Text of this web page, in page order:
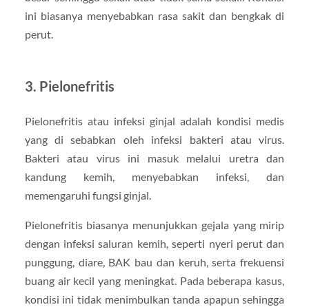
ini biasanya menyebabkan rasa sakit dan bengkak di
perut.
3. Pielonefritis
Pielonefritis atau infeksi ginjal adalah kondisi medis
yang di sebabkan oleh infeksi bakteri atau virus.
Bakteri atau virus ini masuk melalui uretra dan
kandung kemih, menyebabkan infeksi, dan
memengaruhi fungsi ginjal.
Pielonefritis biasanya menunjukkan gejala yang mirip
dengan infeksi saluran kemih, seperti nyeri perut dan
punggung, diare, BAK bau dan keruh, serta frekuensi
buang air kecil yang meningkat. Pada beberapa kasus,
kondisi ini tidak menimbulkan tanda apapun sehingga